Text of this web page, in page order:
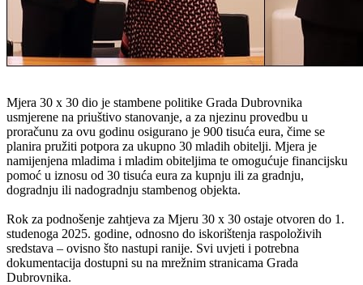
Mjera 30 x 30 dio je stambene politike Grada Dubrovnika
usmjerene na priuštivo stanovanje, a za njezinu provedbu u
proračunu za ovu godinu osigurano je 900 tisuća eura, čime se
planira pružiti potpora za ukupno 30 mladih obitelji. Mjera je
namijenjena mladima i mladim obiteljima te omogućuje financijsku
pomoć u iznosu od 30 tisuća eura za kupnju ili za gradnju,
dogradnju ili nadogradnju stambenog objekta.
Rok za podnošenje zahtjeva za Mjeru 30 x 30 ostaje otvoren do 1.
studenoga 2025. godine, odnosno do iskorištenja raspoloživih
sredstava – ovisno što nastupi ranije. Svi uvjeti i potrebna
dokumentacija dostupni su na mrežnim stranicama Grada
Dubrovnika.